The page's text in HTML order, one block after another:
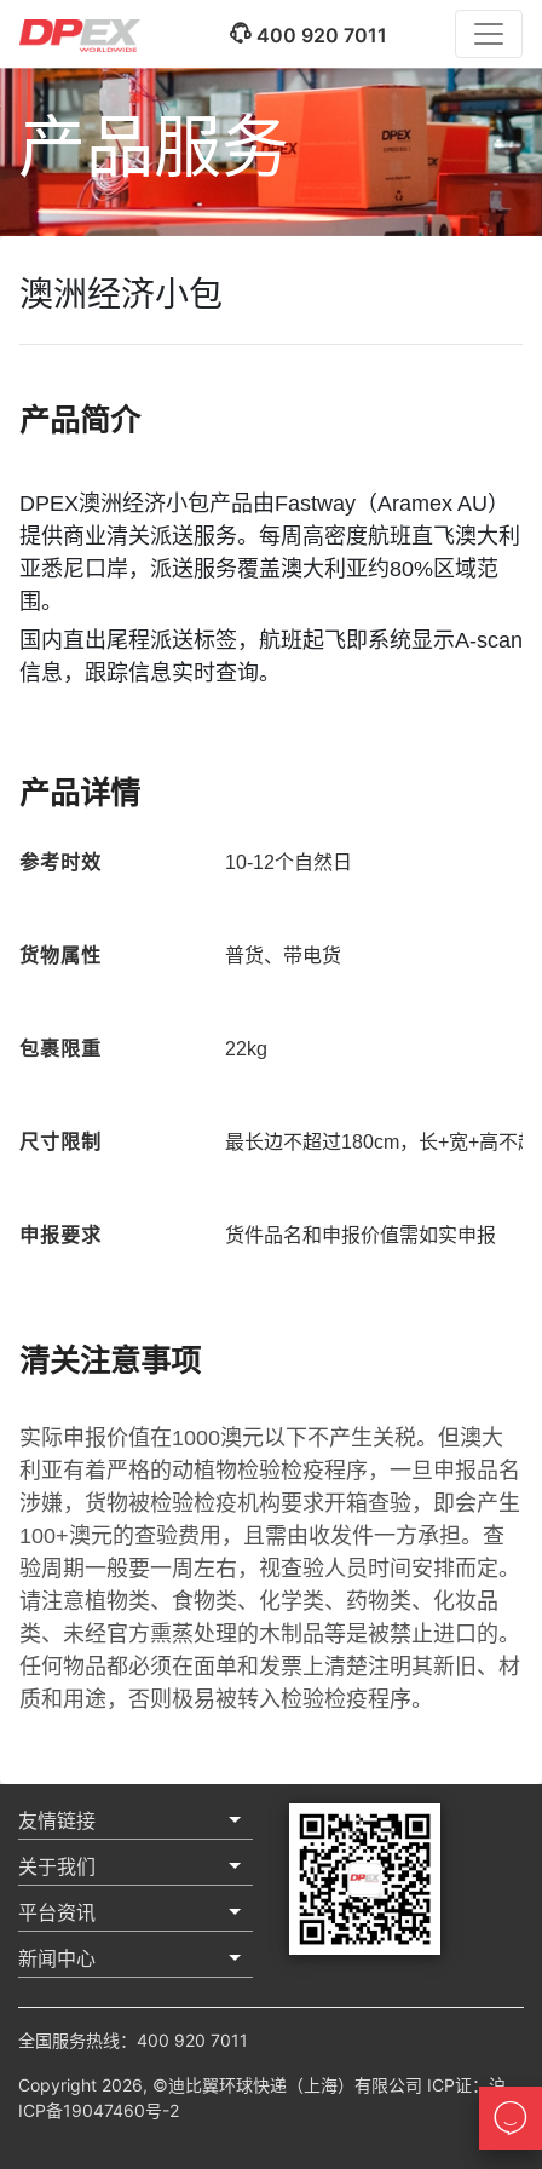
400 920 7011
产品服务
澳洲经济小包
产品简介
DPEX澳洲经济小包产品由Fastway（Aramex AU）
提供商业清关派送服务。每周高密度航班直飞澳大利
亚悉尼口岸，派送服务覆盖澳大利亚约80%区域范
围。
国内直出尾程派送标签，航班起飞即系统显示A-scan
信息，跟踪信息实时查询。
产品详情
参考时效 10-12个自然日
货物属性 普货、带电货
包裹限重 22kg
尺寸限制 最长边不超过180cm，长+宽+高不
申报要求 货件品名和申报价值需如实申报
清关注意事项
实际申报价值在1000澳元以下不产生关税。但澳大
利亚有着严格的动植物检验检疫程序，一旦申报品名
涉嫌，货物被检验检疫机构要求开箱查验，即会产生
100+澳元的查验费用，且需由收发件一方承担。查
验周期一般要一周左右，视查验人员时间安排而定。
请注意植物类、食物类、化学类、药物类、化妆品
类、未经官方熏蒸处理的木制品等是被禁止进口的。
任何物品都必须在面单和发票上清楚注明其新旧、材
质和用途，否则极易被转入检验检疫程序。
友情链接
关于我们
平台资讯
新闻中心
全国服务热线：400 920 7011
Copyright 2026, ©迪比翼环球快递（上海）有限公司 ICP证：沪
ICP备19047460号-2